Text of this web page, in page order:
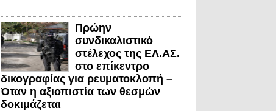
Πρώην
συνδικαλιστικό
στέλεχος της ΕΛ.ΑΣ.
στο επίκεντρο
δικογραφίας για ρευματοκλοπή –
Όταν η αξιοπιστία των θεσμών
δοκιμάζεται